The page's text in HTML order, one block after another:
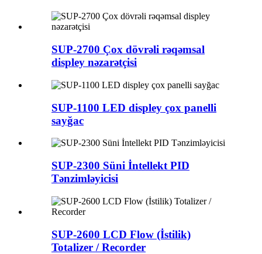
SUP-2700 Çox dövrəli rəqəmsal
displey nəzarətçisi
SUP-1100 LED displey çox panelli
sayğac
SUP-2300 Süni İntellekt PID
Tənzimləyicisi
SUP-2600 LCD Flow (İstilik)
Totalizer / Recorder